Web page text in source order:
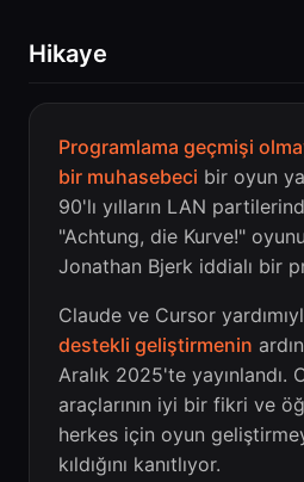
Hikaye
Programlama geçmişi
bir muhasebeci bir oyun
90'lı yılların LAN
"Achtung, die Kurve!"
Jonathan Bjerk iddialı bir
Claude ve Cursor
destekli geliştirmenin
Aralık 2025'te yayınlandı.
araçlarının iyi bir fikri ve
herkes için oyun
kıldığını kanıtlıyor.